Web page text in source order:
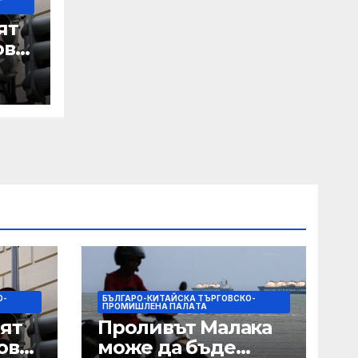
БЪЛГАРО-КИТАЙСКА ТЪРГОВСКО-
ПРОМИШЛЕНА ПАЛAТА
Проливът Малака
може да бъде